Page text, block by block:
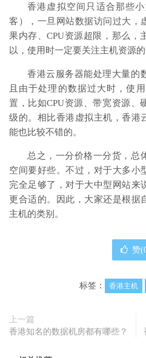
香港虚拟空间只适合那些
客），一旦网站数据访问过大，
果内存、CPU资源超限，那么，
以，使用时一定要关注主机资源的
香港云服务器能处理大量的
且由于处理的数据过大时，使
置，比如CPU资源、带宽资源、
级的。相比香港虚拟主机，香港
能也比较不错的。
总之，一分价格一分货，总
空间要好些。不过，对于大多小
完全足够了，对于大中型网站来
更合适的。因此，大家还是根据
主机的类别。
赞(
标签： 香港主机
上一篇
香港知名的数据机房都有哪些？